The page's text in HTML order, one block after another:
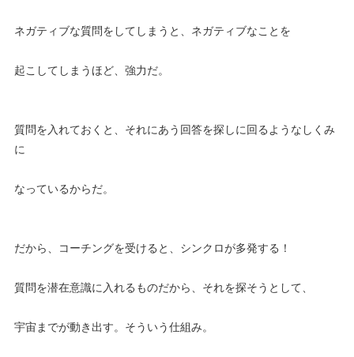
ネガティブな質問をしてしまうと、ネガティブなことを
起こしてしまうほど、強力だ。
質問を入れておくと、それにあう回答を探しに回るようなしくみ
に
なっているからだ。
だから、コーチングを受けると、シンクロが多発する！
質問を潜在意識に入れるものだから、それを探そうとして、
宇宙までが動き出す。そういう仕組み。